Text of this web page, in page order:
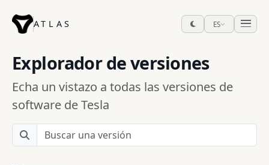
ATLAS ES
Explorador de versiones
Echa un vistazo a todas las versiones de
software de Tesla